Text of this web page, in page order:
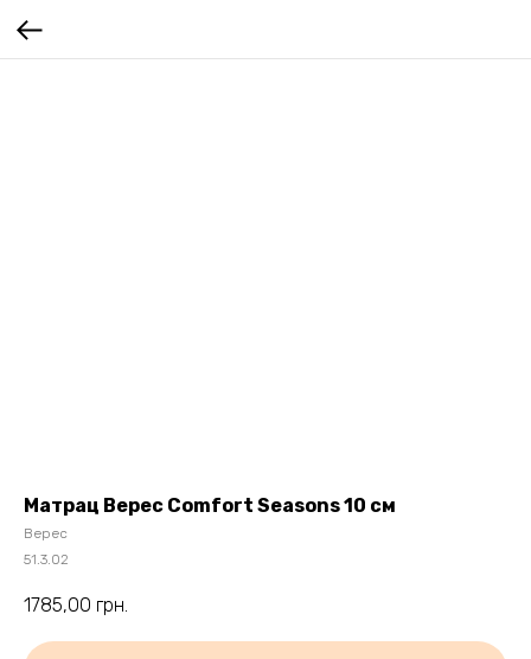
Матрац Верес Comfort Seasons 10 см
Верес
51.3.02
1785,00 грн.